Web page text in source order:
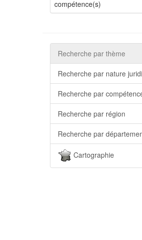
compétence(s)
Recherche par thème
Recherche par nature
Recherche par
Recherche par région
Recherche par
Cartographie